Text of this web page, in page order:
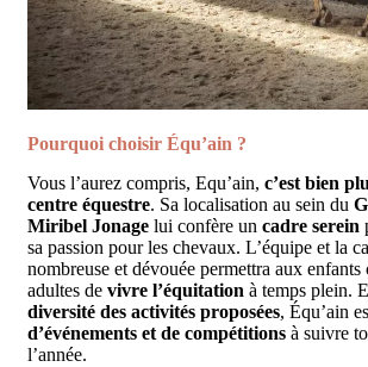
Pourquoi choisir Équ’ain ?
Vous l’aurez compris, Equ’ain,c’est bien
centre équestre. Sa localisation au sein du
Miribel Jonage lui confère uncadre serein
sa passion pour les chevaux. L’équipe et la
nombreuse et dévouée permettra aux enfants
adultes devivre l’équitation à temps plein.
diversité des activités proposées, Équ’ain
d’événements et de compétitions à suivre
l’année.